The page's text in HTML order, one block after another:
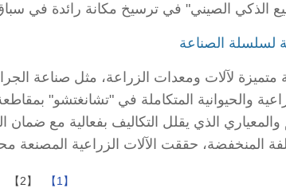
الذكي الصيني" في ترسيخ مكانة رائدة في
لسلسلة الصناعة
لآلات ومعدات الزراعة، مثل صناعة
والحيوانية المتكاملة في "تشانغتشو"
والمعياري الذي يقلل التكاليف بفعالية مع
المنخفضة، حققت الآلات الزراعية المصنعة
【1】
【2】